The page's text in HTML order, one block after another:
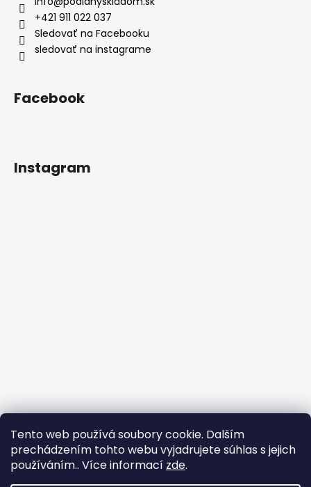
Tento web používá soubory cookie. Dalším
prechádzením tohto webu vyjadrujete súhlas s jejich
používáním.. Více informací zde.
+421 911 022 037
Sledovať na Facebooku
sledovať na instagrame
Facebook
Instagram
Sledovať na Instagrame